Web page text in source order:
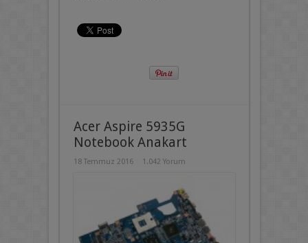
Acer Aspire 5935G
Notebook Anakart
18 Temmuz 2016 1.042 Yorum